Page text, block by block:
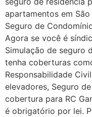
apartamentos em São
Seguro de
Agora se você é
Simulação de seguro
tenha coberturas
Responsabilidade
elevadores, Seguro
cobertura para RC
é obrigatório por lei.